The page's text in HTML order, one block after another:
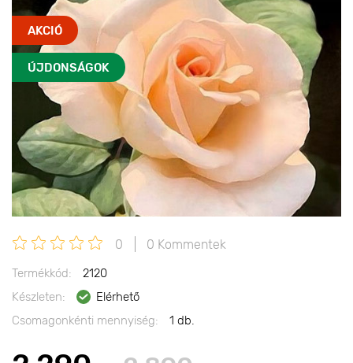
AKCIÓ
ÚJDONSÁGOK
0 0 Kommentek
Termékkód:
2120
Készleten:
Elérhető
Csomagonkénti mennyiség:
1 db.